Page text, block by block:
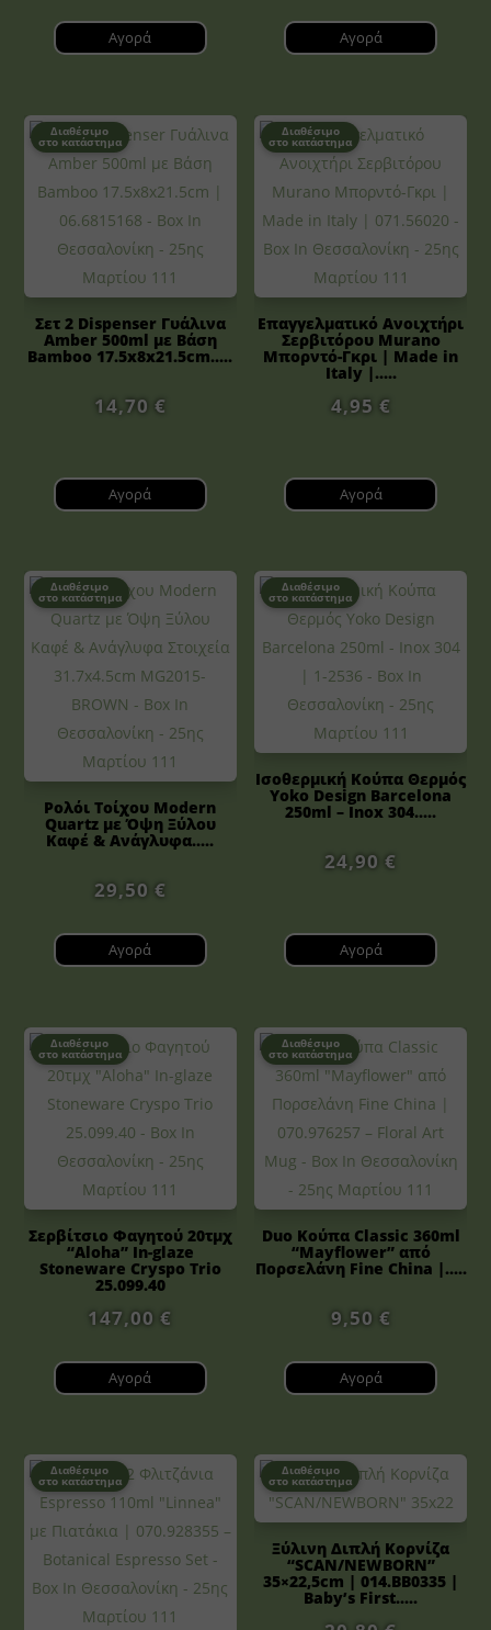
Αγορά Αγορά
Διαθέσιμο
στο κατάστημα
Σετ 2 Dispenser Γυάλινα
Amber 500ml με Βάση
Bamboo 17.5x8x21.5cm.....
14,70 €
Αγορά
Διαθέσιμο
στο κατάστημα
Επαγγελματικό Ανοιχτήρι
Σερβιτόρου Murano
Μπορντό-Γκρι | Made in
Italy |.....
4,95 €
Αγορά
Διαθέσιμο
στο κατάστημα
Ρολόι Τοίχου Modern
Quartz με Όψη Ξύλου
Καφέ & Ανάγλυφα.....
29,50 €
Αγορά
Διαθέσιμο
στο κατάστημα
Ισοθερμική Κούπα Θερμός
Yoko Design Barcelona
250ml – Inox 304.....
24,90€
Αγορά
Διαθέσιμο
στο κατάστημα
Σερβίτσιο Φαγητού 20τμχ
“Aloha” In-glaze
Stoneware Cryspo Trio
25.099.40
147,00€
Αγορά
Διαθέσιμο
στο κατάστημα
Duo Κούπα Classic 360ml
“Mayflower” από
Πορσελάνη Fine China |.....
9,50 €
Αγορά
Διαθέσιμο
στο κατάστημα
Διαθέσιμο
στο κατάστημα
Ξύλινη Διπλή Κορνίζα
“SCAN/NEWBORN”
35×22,5cm | 014.BB0335 |
Baby’s First.....